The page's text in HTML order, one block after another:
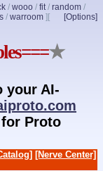
/ wooo / fit/ random /
/ warroom ] [Options]
[
★
your AI-
Proto
[Nerve Center]